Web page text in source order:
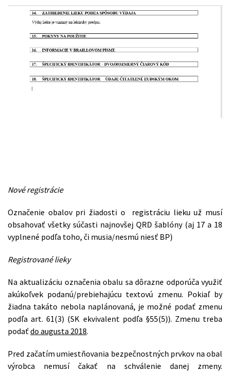
Nové registrácie
Označenie obalov pri žiadosti o registráciu lieku už musí
obsahovať všetky súčasti najnovšej QRD šablóny (aj 17 a 18
vyplnené podľa toho, či musia/nesmú niesť BP)
Registrované lieky
Na aktualizáciu označenia obalu sa dôrazne odporúča využiť
akúkoľvek podanú/prebiehajúcu textovú zmenu. Pokiaľ by
žiadna takáto nebola naplánovaná, je možné podať zmenu
podľa art. 61(3) (SK ekvivalent podľa §55(5)). Zmenu treba
podaťdo augusta 2018.
Pred začatím umiestňovania bezpečnostných prvkov na obal
výrobca nemusí čakať na schválenie danej zmeny.